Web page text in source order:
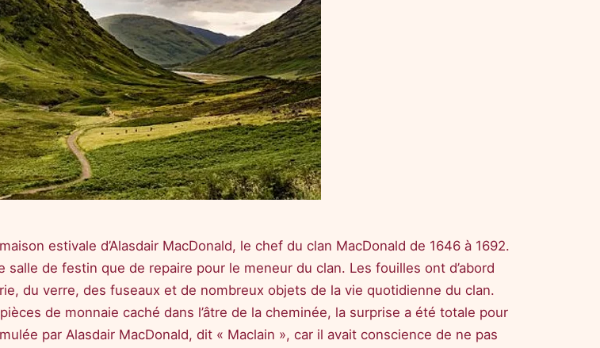
estivale d’Alasdair MacDonald, le chef du clan MacDonald de 1646 à 1692.
de festin que de repaire pour le meneur du clan. Les fouilles ont d’abord
du verre, des fuseaux et de nombreux objets de la vie quotidienne du clan.
de monnaie caché dans l’âtre de la cheminée, la surprise a été totale pour
par Alasdair MacDonald, dit « Maclain », car il avait conscience de ne pas